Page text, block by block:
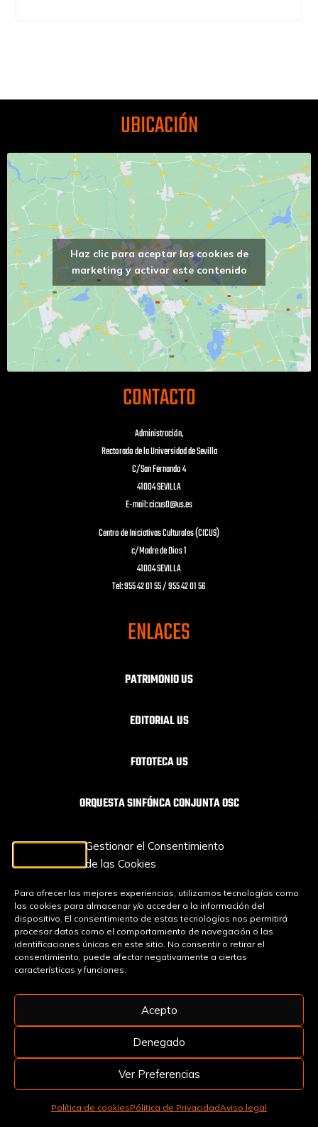
Gestionar el Consentimiento
de las Cookies
Para ofrecer las mejores experiencias, utilizamos tecnologías como
las cookies para almacenar y/o acceder a la información del
dispositivo. El consentimiento de estas tecnologías nos permitirá
procesar datos como el comportamiento de navegación o las
identificaciones únicas en este sitio. No consentir o retirar el
consentimiento, puede afectar negativamente a ciertas
características y funciones.
Acepto
Denegado
Ver Preferencias
Política de cookiesPólitica de PrivacidadAviso legal
UBICACIÓN
Haz clic para aceptar las cookies de
marketing y activar este contenido
CONTACTO
Administración,
Rectorado de la Universidad de Sevilla
C/San Fernando 4
41004 SEVILLA
E-mail: cicus0@us.es
Centro de Iniciativas Culturales (CICUS)
c/Madre de Dios 1
41004 SEVILLA
Tel: 955 42 01 55 / 955 42 01 56
ENLACES
PATRIMONIO US
EDITORIAL US
FOTOTECA US
ORQUESTA SINFÓNCA CONJUNTA OSC
TEXTOS LEGALES
AVISO LEGAL
PROTECCIÓN DE DATOS
Copyright © 2026 CICUS · Centro de Iniciativas Culturales de